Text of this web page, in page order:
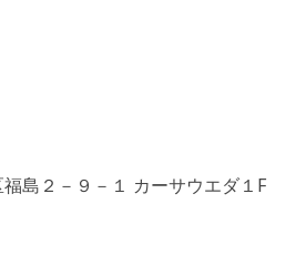
島２－９－１ カーサウエダ１F